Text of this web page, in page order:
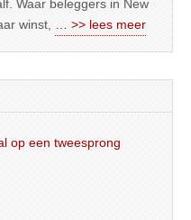
Waar beleggers in New
winst,
… >> lees meer
AI mondiaal op een tweesprong